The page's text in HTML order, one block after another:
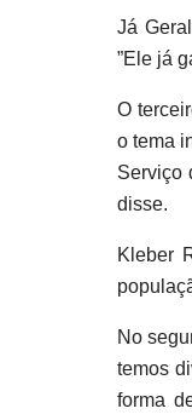
Já
”Ele já
O
o tema
Serviço
disse.
Kleber
No
temos
forma